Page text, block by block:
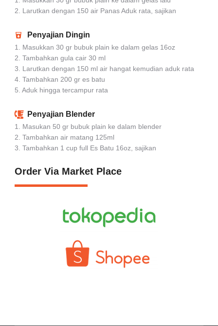
2. Larutkan dengan 150 air Panas Aduk rata, sajikan
Penyajian Dingin
1. Masukkan 30 gr bubuk plain ke dalam gelas 16oz
2. Tambahkan gula cair 30 ml
3. Larutkan dengan 150 ml air hangat kemudian aduk rata
4. Tambahkan 200 gr es batu
5. Aduk hingga tercampur rata
Penyajian Blender
1. Masukan 50 gr bubuk plain ke dalam blender
2. Tambahkan air matang 125ml
3. Tambahkan 1 cup full Es Batu 16oz, sajikan
Order Via Market Place